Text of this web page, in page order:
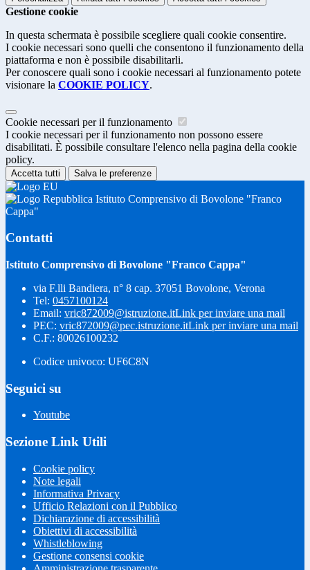
Gestione cookie
In questa schermata è possibile scegliere quali cookie consentire.
I cookie necessari sono quelli che consentono il funzionamento della
piattaforma e non è possibile disabilitarli.
Per conoscere quali sono i cookie necessari al funzionamento potete
visionare la COOKIE POLICY.
Cookie necessari per il funzionamento
I cookie necessari per il funzionamento non possono essere
disabilitati. È possibile consultare l'elenco nella pagina della cookie
policy.
Accetta tutti Salva le preferenze
Istituto Comprensivo di Bovolone "Franco
Cappa"
Contatti
Istituto Comprensivo di Bovolone "Franco Cappa"
via F.lli Bandiera, n° 8 cap. 37051 Bovolone, Verona
Tel: 0457100124
Email: vric872009@istruzione.itLink per inviare una mail
PEC: vric872009@pec.istruzione.itLink per inviare una mail
C.F.: 80026100232
Codice univoco: UF6C8N
Seguici su
Youtube
Sezione Link Utili
Cookie policy
Note legali
Informativa Privacy
Ufficio Relazioni con il Pubblico
Dichiarazione di accessibilità
Obiettivi di accessibilità
Whistleblowing
Gestione consensi cookie